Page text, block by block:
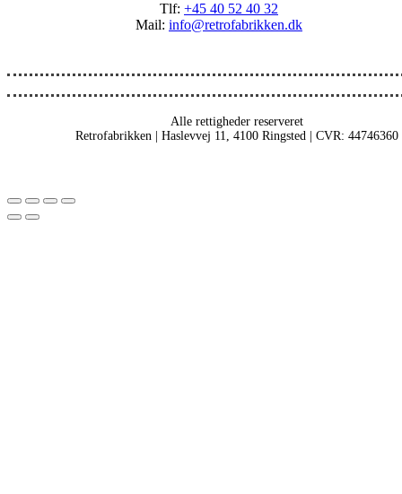
Tlf: +45 40 52 40 32
Mail: info@retrofabrikken.dk
Alle rettigheder reserveret
Retrofabrikken | Haslevvej 11, 4100 Ringsted | CVR: 44746360